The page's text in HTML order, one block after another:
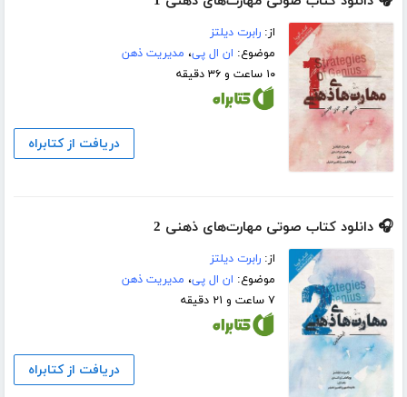
از:رابرت دیلتز
موضوع: ان ال پی، مدیریت ذهن
۱۰ ساعت و ۳۶ دقیقه
دریافت از کتابراه
🎧 دانلود کتاب صوتی مهارت‌های ذهنی 2
از:رابرت دیلتز
موضوع: ان ال پی، مدیریت ذهن
۷ ساعت و ۲۱ دقیقه
دریافت از کتابراه